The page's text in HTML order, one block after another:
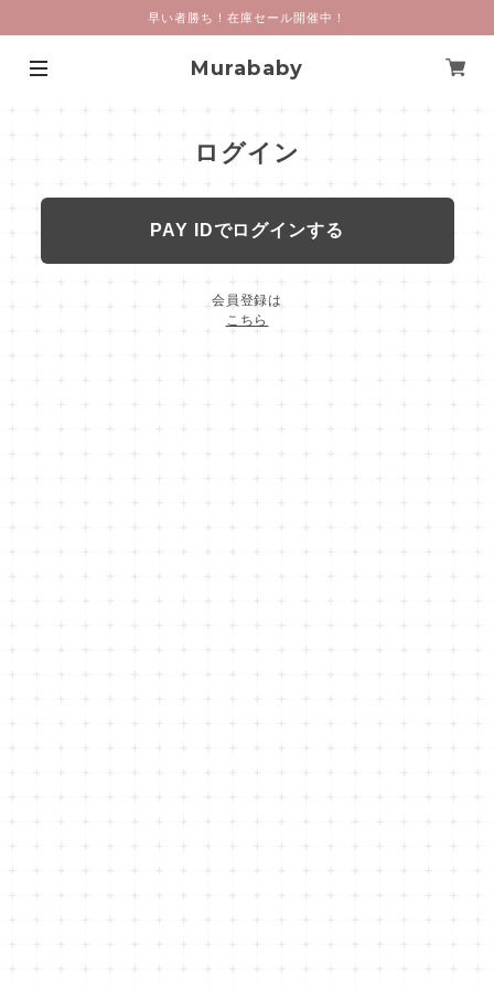
早い者勝ち！在庫セール開催中！
Murababy
ログイン
PAY IDでログインする
会員登録は
こちら